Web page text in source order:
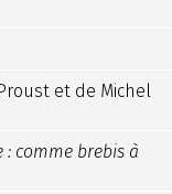
et de Michel
: comme brebis à